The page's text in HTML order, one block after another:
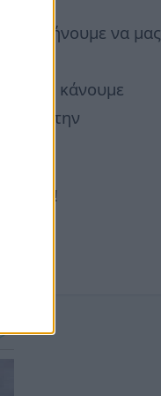
αφήνουμε να μας
να κάνουμε
της στην
μας!